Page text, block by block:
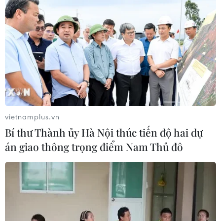
nguy cơ nhiễm khuẩn Salmonella
24/07/2026 05:34
Venezuela ghi nhận 3 ca tử vong do
virus Hanta
22/07/2026 06:57
Sản phụ ở Australia sinh 4 bé gái
cùng trứng theo cách hoàn toàn tự
nhiên
22/07/2026 06:38
Thành phố Hồ Chí Minh: 5 người tử
vietnamplus.vn
Bí thư Thành ủy Hà Nội thúc tiến độ hai dự
án giao thông trọng điểm Nam Thủ đô